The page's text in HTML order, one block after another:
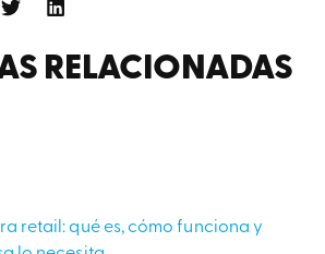
RELACIONADAS